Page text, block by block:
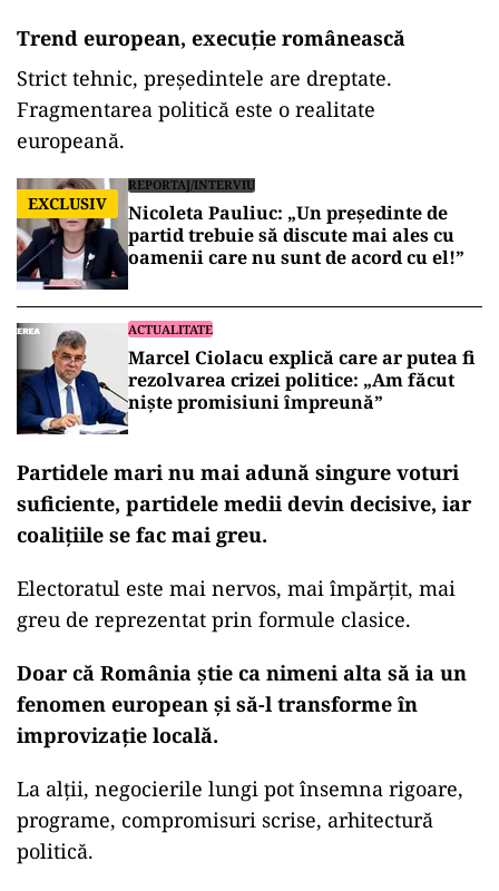
Trend european, execuție românească
Strict tehnic, președintele are dreptate.
Fragmentarea politică este o realitate
europeană.
EXCLUSIV
REPORTAJ/INTERVIU
Nicoleta Pauliuc: „Un președinte de
partid trebuie să discute mai ales cu
oamenii care nu sunt de acord cu el!”
ACTUALITATE
Marcel Ciolacu explică care ar putea fi
rezolvarea crizei politice: „Am făcut
nişte promisiuni împreună”
Partidele mari nu mai adună singure voturi
suficiente, partidele medii devin decisive, iar
coalițiile se fac mai greu.
Electoratul este mai nervos, mai împărțit, mai
greu de reprezentat prin formule clasice.
Doar că România știe ca nimeni alta să ia un
fenomen european și să-l transforme în
improvizație locală.
La alții, negocierile lungi pot însemna rigoare,
programe, compromisuri scrise, arhitectură
politică.